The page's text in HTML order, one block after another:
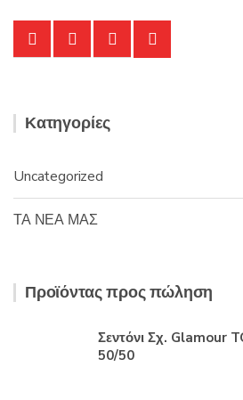
Κατηγορίες
Uncategorized
ΤΑ ΝΕΑ ΜΑΣ
Προϊόντας προς πώληση
Σεντόνι Σχ. Glamour
50/50